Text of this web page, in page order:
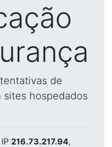
de
sites hospedados
216.73.217.94,